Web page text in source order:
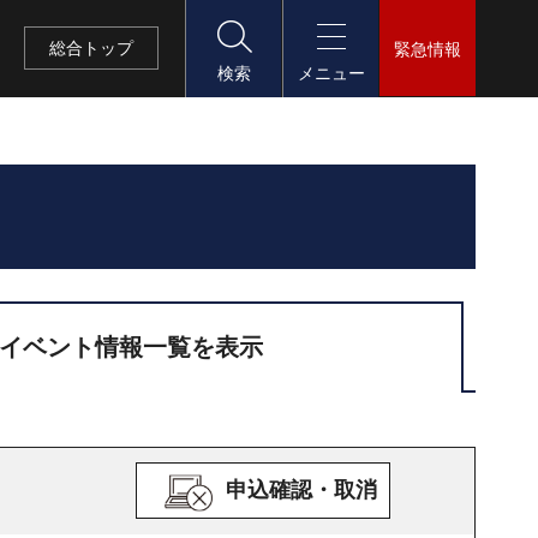
総合 トップ
検索
メニュー
緊急情報
ベント情報一覧を表示
申込確認・取消